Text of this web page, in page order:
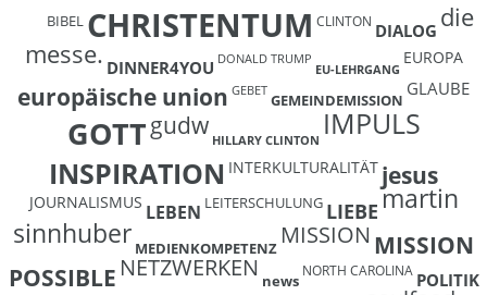
BIBEL CHRISTENTUM CLINTON DIALOG die
messe. DINNER4YOU DONALD TRUMP
EU-LEHRGANG
EUROPA
europäische union GEBET GEMEINDEMISSION
GLAUBE
GOTTgudw HILLARY CLINTON IMPULS
INSPIRATION INTERKULTURALITÄT jesus
JOURNALISMUS LEBEN LEITERSCHULUNG LIEBEmartin
sinnhuber MEDIENKOMPETENZ MISSION MISSION
POSSIBLE NETZWERKEN news
NORTH CAROLINA POLITIK